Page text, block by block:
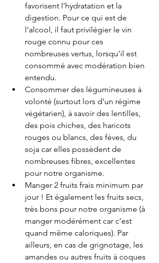
favorisent l’hydratation et la
digestion. Pour ce qui est de
l’alcool, il faut privilégier le vin
rouge connu pour ces
nombreuses vertus, lorsqu’il est
consommé avec modération bien
entendu.
Consommer des légumineuses à
volonté (surtout lors d’un régime
végétarien), à savoir des lentilles,
des pois chiches, des haricots
rouges ou blancs, des fèves, du
soja car elles possèdent de
nombreuses fibres, excellentes
pour notre organisme.
Manger 2 fruits frais minimum par
jour ! Et également les fruits secs,
très bons pour notre organisme (à
manger modérément car c’est
quand même caloriques). Par
ailleurs, en cas de grignotage, les
amandes ou autres fruits à coques